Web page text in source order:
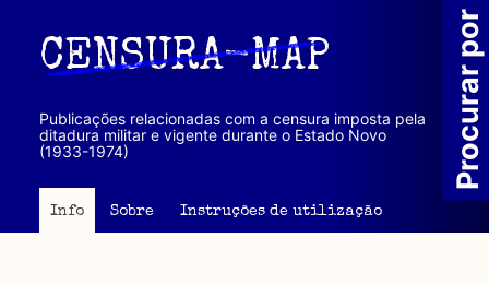
principal
CENSURA-MAP
Publicações relacionadas com a censura imposta pela
ditadura militar e vigente durante o Estado Novo
(1933-1974)
Info Sobre Instruções de utilização
Procurar por